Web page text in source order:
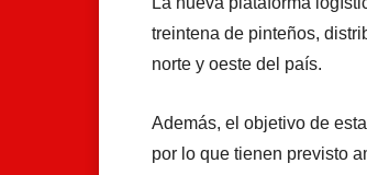
treintena de pinteños,
norte y oeste del país.
Además, el objetivo de
por lo que tienen previsto